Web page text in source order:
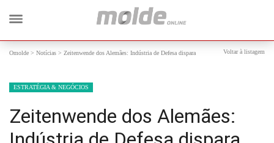
Omolde > Notícias > Zeitenwende dos Alemães: Indústria de Defesa dispara Voltar à listagem
ESTRATÉGIA & NEGÓCIOS
Zeitenwende dos Alemães: